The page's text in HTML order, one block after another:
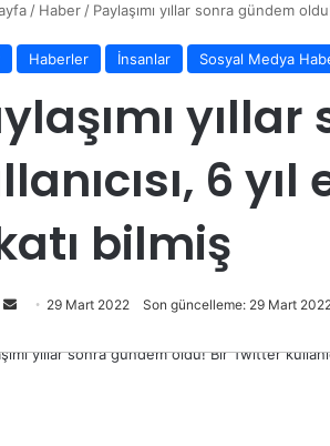
/ Haber / Paylaşımı yıllar sonra gündem
Haberler İnsanlar Sosyal Medya
6
bilmiş
Bir
posta
29 Mart 2022 Son güncelleme: 29 Mart